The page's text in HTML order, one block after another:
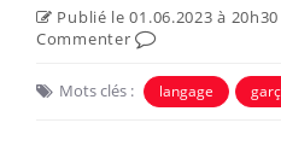
Publié le 01.06.2023 à 20h30
Commenter
Mots clés : langage